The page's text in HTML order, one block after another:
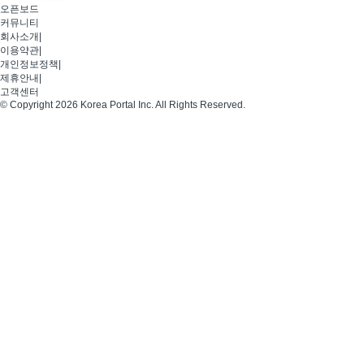
오픈보드
커뮤니티
회사소개
이용약관
개인정보정책
제휴안내
고객센터
© Copyright 2026 Korea Portal Inc. All Rights Reserved.